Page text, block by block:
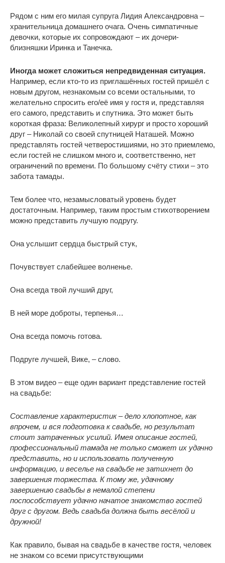
Рядом с ним его милая супруга Лидия Александровна –
хранительница домашнего очага. Очень симпатичные
девочки, которые их сопровождают – их дочери-
близняшки Иринка и Танечка.
Иногда может сложиться непредвиденная ситуация.
Например, если кто-то из приглашённых гостей пришёл с
новым другом, незнакомым со всеми остальными, то
желательно спросить его/её имя у гостя и, представляя
его самого, представить и спутника. Это может быть
короткая фраза: Великолепный хирург и просто хороший
друг – Николай со своей спутницей Наташей. Можно
представлять гостей четверостишиями, но это приемлемо,
если гостей не слишком много и, соответственно, нет
ограничений по времени. По большому счёту стихи – это
забота тамады.
Тем более что, незамысловатый уровень будет
достаточным. Например, таким простым стихотворением
можно представить лучшую подругу.
Она услышит сердца быстрый стук,
Почувствует слабейшее волненье.
Она всегда твой лучший друг,
В ней море доброты, терпенья…
Она всегда помочь готова.
Подруге лучшей, Вике, – слово.
В этом видео – еще один вариант представление гостей
на свадьбе:
Составление характеристик – дело хлопотное, как
впрочем, и вся подготовка к свадьбе, но результат
стоит затраченных усилий. Имея описание гостей,
профессиональный тамада не только сможет их удачно
представить, но и использовать полученную
информацию, и веселье на свадьбе не затихнет до
завершения торжества. К тому же, удачному
завершению свадьбы в немалой степени
поспособствует удачно начатое знакомство гостей
друг с другом. Ведь свадьба должна быть весёлой и
дружной!
Как правило, бывая на свадьбе в качестве гостя, человек
не знаком со всеми присутствующими